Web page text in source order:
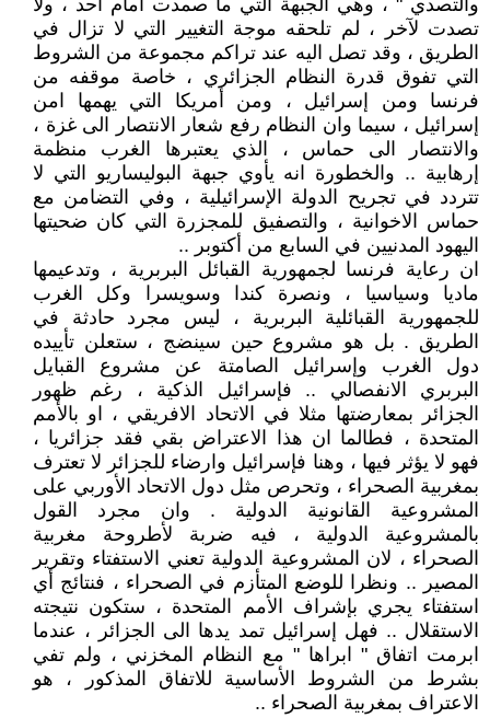
والتصدي " ، وهي الجبهة التي ما صمدت امام احد ، ولا
تصدت لآخر ، لم تلحقه موجة التغيير التي لا تزال في
الطريق ، وقد تصل اليه عند تراكم مجموعة من الشروط
التي تفوق قدرة النظام الجزائري ، خاصة موقفه من
فرنسا ومن إسرائيل ، ومن أمريكا التي يهمها امن
إسرائيل ، سيما وان النظام رفع شعار الانتصار الى غزة ،
والانتصار الى حماس ، الذي يعتبرها الغرب منظمة
إرهابية .. والخطورة انه يأوي جبهة البوليساريو التي لا
تتردد في تجريح الدولة الإسرائيلية ، وفي التضامن مع
حماس الاخوانية ، والتصفيق للمجزرة التي كان ضحيتها
اليهود المدنيين في السابع من أكتوبر ..
ان رعاية فرنسا لجمهورية القبائل البربرية ، وتدعيمها
ماديا وسياسيا ، ونصرة كندا وسويسرا وكل الغرب
للجمهورية القبائلية البربرية ، ليس مجرد حادثة في
الطريق . بل هو مشروع حين سينضج ، ستعلن تأييده
دول الغرب وإسرائيل الصامتة عن مشروع القبايل
البربري الانفصالي .. فإسرائيل الذكية ، رغم ظهور
الجزائر بمعارضتها مثلا في الاتحاد الافريقي ، او بالأمم
المتحدة ، فطالما ان هذا الاعتراض بقي فقد جزائريا ،
فهو لا يؤثر فيها ، وهنا فإسرائيل وارضاء للجزائر لا تعترف
بمغربية الصحراء ، وتحرص مثل دول الاتحاد الأوربي على
المشروعية القانونية الدولية . وان مجرد القول
بالمشروعية الدولية ، فيه ضربة لأطروحة مغربية
الصحراء ، لان المشروعية الدولية تعني الاستفتاء وتقرير
المصير .. ونظرا للوضع المتأزم في الصحراء ، فنتائج أي
استفتاء يجري بإشراف الأمم المتحدة ، ستكون نتيجته
الاستقلال .. فهل إسرائيل تمد يدها الى الجزائر ، عندما
ابرمت اتفاق " ابراها " مع النظام المخزني ، ولم تفي
بشرط من الشروط الأساسية للاتفاق المذكور ، هو
الاعتراف بمغربية الصحراء ..